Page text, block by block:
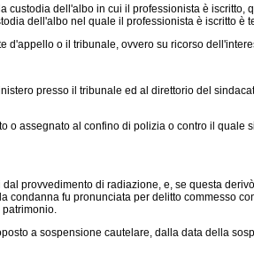
dell'albo in cui il professionista è
dell'albo nel quale il professionista è iscritto
o il tribunale, ovvero su ricorso
presso il tribunale ed al direttorio del
assegnato al confino di polizia o contro il quale
provvedimento di radiazione, e, se questa
fu pronunciata per delitto commesso
a sospensione cautelare, dalla data della